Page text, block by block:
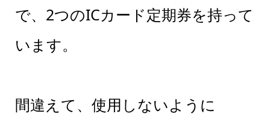
で、2つのICカード定期券を持って
います。
間違えて、使用しないように